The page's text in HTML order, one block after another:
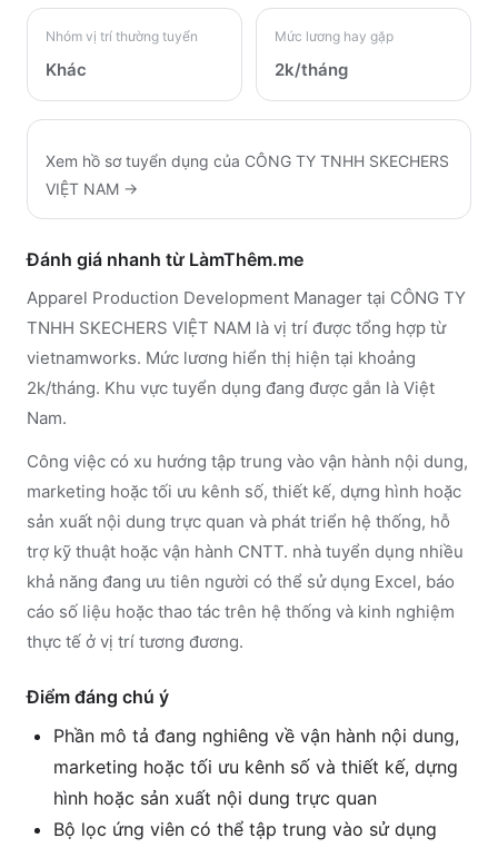
Nhóm vị trí thường tuyển
Khác
Mức lương hay gặp
2k/tháng
Xem hồ sơ tuyển dụng của CÔNG TY TNHH SKECHERS
VIỆT NAM →
Đánh giá nhanh từ LàmThêm.me
Apparel Production Development Manager tại CÔNG TY
TNHH SKECHERS VIỆT NAM là vị trí được tổng hợp từ
vietnamworks. Mức lương hiển thị hiện tại khoảng
2k/tháng. Khu vực tuyển dụng đang được gắn là Việt
Nam.
Công việc có xu hướng tập trung vào vận hành nội dung,
marketing hoặc tối ưu kênh số, thiết kế, dựng hình hoặc
sản xuất nội dung trực quan và phát triển hệ thống, hỗ
trợ kỹ thuật hoặc vận hành CNTT. nhà tuyển dụng nhiều
khả năng đang ưu tiên người có thể sử dụng Excel, báo
cáo số liệu hoặc thao tác trên hệ thống và kinh nghiệm
thực tế ở vị trí tương đương.
Điểm đáng chú ý
Phần mô tả đang nghiêng về vận hành nội dung,
marketing hoặc tối ưu kênh số và thiết kế, dựng
hình hoặc sản xuất nội dung trực quan
Bộ lọc ứng viên có thể tập trung vào sử dụng